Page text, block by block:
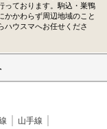
っております。駒込・巣鴨
かかわらず周辺地域のこと
ハウスマへお任せくださ
山手線